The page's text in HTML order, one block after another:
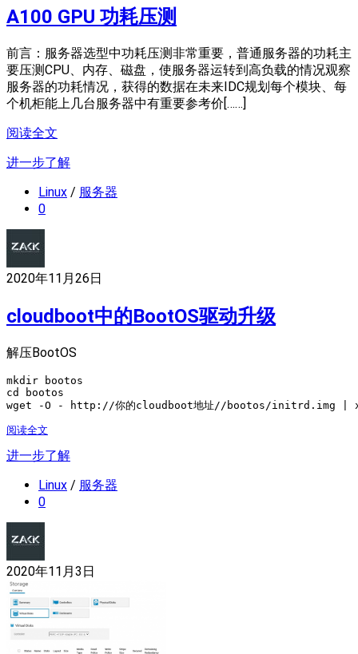
A100 GPU 功耗压测
前言：服务器选型中功耗压测非常重要，普通服务器的功耗主
要压测CPU、内存、磁盘，使服务器运转到高负载的情况观察
服务器的功耗情况，获得的数据在未来IDC规划每个模块、每
个机柜能上几台服务器中有重要参考价[……]
阅读全文
进一步了解
Linux / 服务器
0
2020年11月26日
cloudboot中的BootOS驱动升级
解压BootOS
mkdir bootos
cd bootos
wget -O - http://你的cloudboot地址//bootos/
阅读全文
进一步了解
Linux / 服务器
0
2020年11月3日